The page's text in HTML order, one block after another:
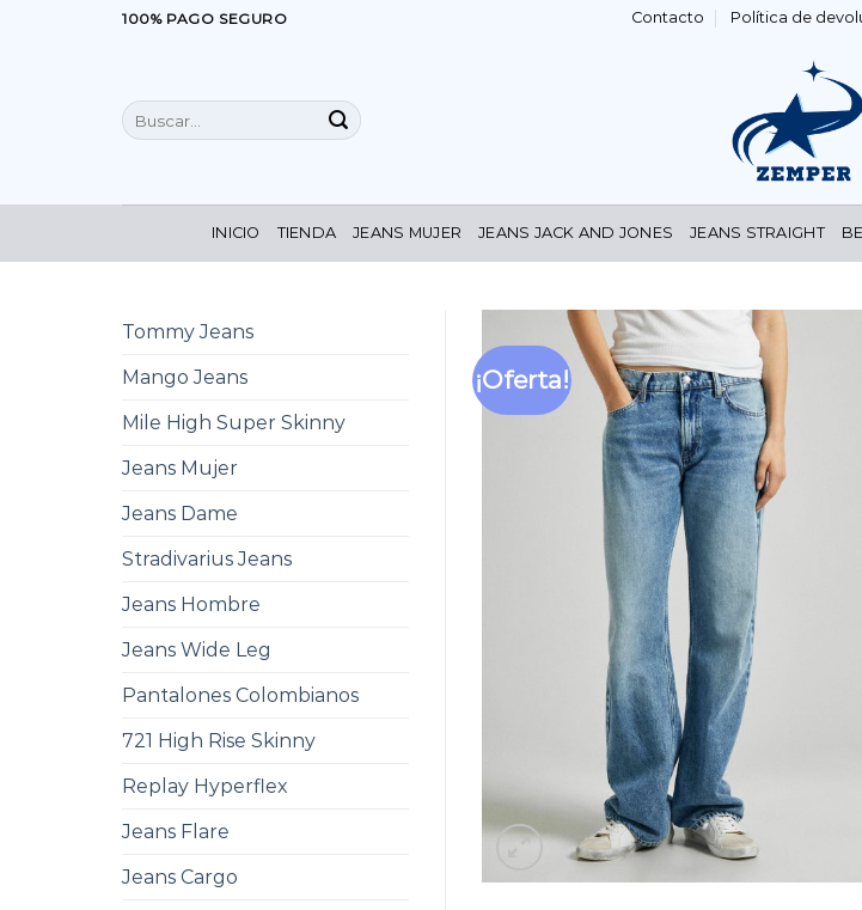
100% PAGO SEGURO Contacto Política de
Buscar
por:
INICIO TIENDA JEANS MUJER JEANS JACK AND JONES JEANS STRAIGHT
Tommy Jeans
Mango Jeans
Mile High Super Skinny
Jeans Mujer
Jeans Dame
Stradivarius Jeans
Jeans Hombre
Jeans Wide Leg
Pantalones Colombianos
721 High Rise Skinny
Replay Hyperflex
Jeans Flare
Jeans Cargo
¡Oferta!